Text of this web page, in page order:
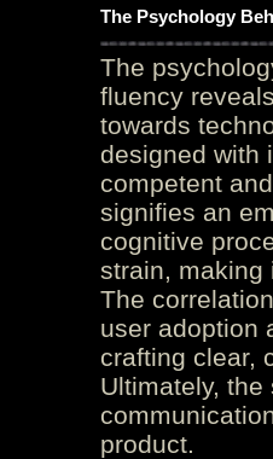
The Psychology
The
fluency
towards
designed with
competent
signifies an
cognitive
strain, making
The
user adoption
crafting clear,
Ultimately,
product.